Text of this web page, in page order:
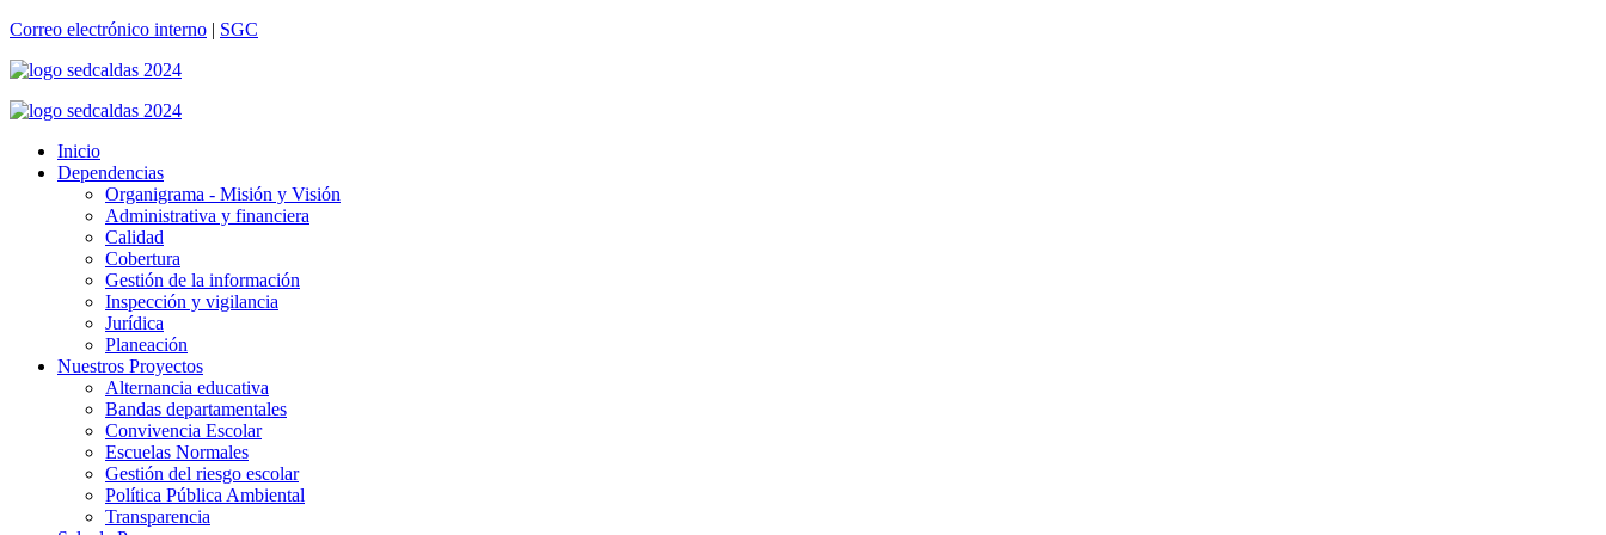
Correo electrónico interno | SGC
Inicio
Dependencias
Organigrama - Misión y Visión
Administrativa y financiera
Calidad
Cobertura
Gestión de la información
Inspección y vigilancia
Jurídica
Planeación
Nuestros Proyectos
Alternancia educativa
Bandas departamentales
Convivencia Escolar
Escuelas Normales
Gestión del riesgo escolar
Política Pública Ambiental
Transparencia